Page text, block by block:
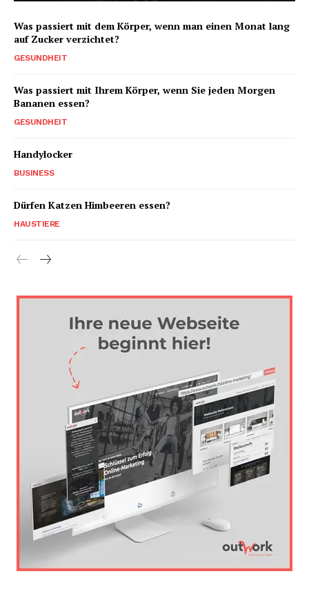
Was passiert mit dem Körper, wenn man einen Monat lang
auf Zucker verzichtet?
GESUNDHEIT
Was passiert mit Ihrem Körper, wenn Sie jeden Morgen
Bananen essen?
GESUNDHEIT
Handylocker
BUSINESS
Dürfen Katzen Himbeeren essen?
HAUSTIERE